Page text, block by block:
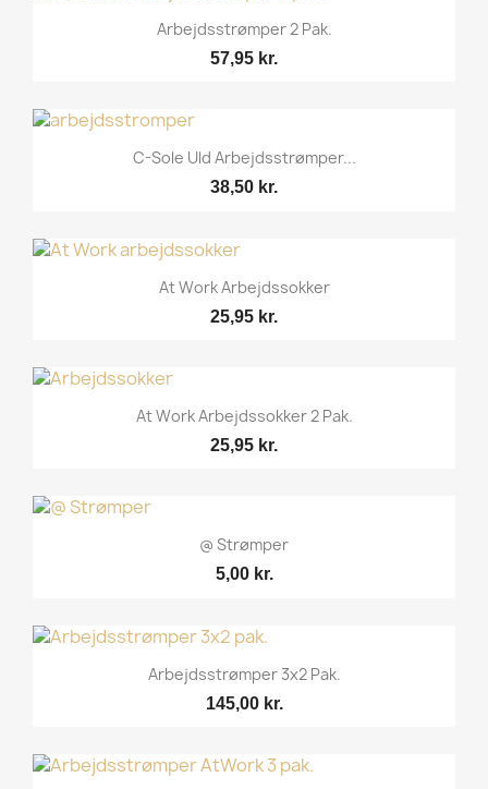
Arbejdsstrømper 2 Pak.
57,95 kr.
C-Sole Uld Arbejdsstrømper...
38,50 kr.
At Work Arbejdssokker
25,95 kr.
At Work Arbejdssokker 2 Pak.
25,95 kr.
@ Strømper
5,00 kr.
Arbejdsstrømper 3x2 Pak.
145,00 kr.